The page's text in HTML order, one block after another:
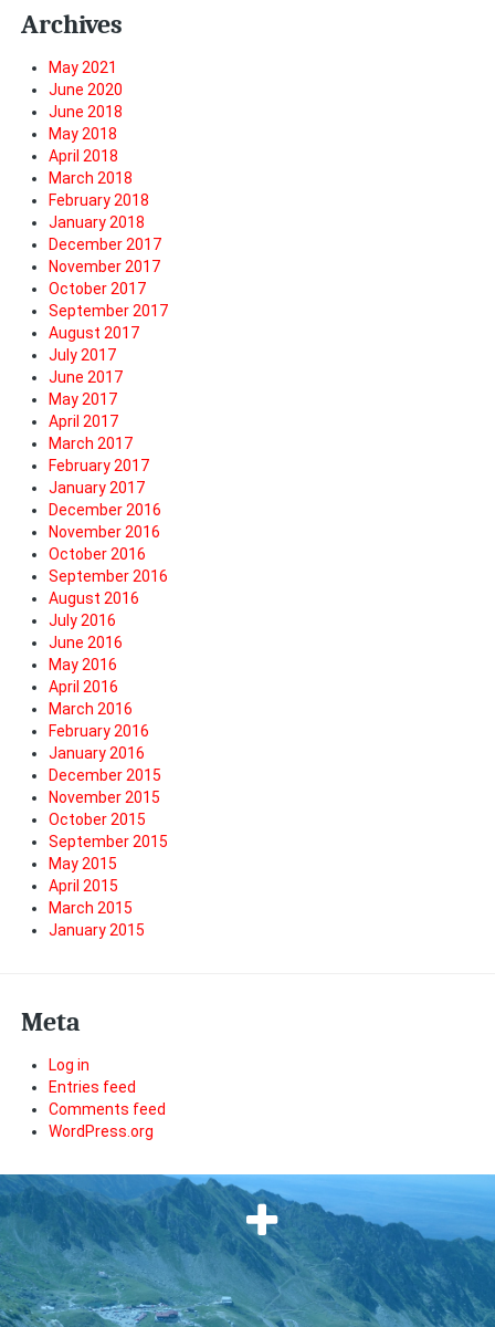
Archives
May 2021
June 2020
June 2018
May 2018
April 2018
March 2018
February 2018
January 2018
December 2017
November 2017
October 2017
September 2017
August 2017
July 2017
June 2017
May 2017
April 2017
March 2017
February 2017
January 2017
December 2016
November 2016
October 2016
September 2016
August 2016
July 2016
June 2016
May 2016
April 2016
March 2016
February 2016
January 2016
December 2015
November 2015
October 2015
September 2015
May 2015
April 2015
March 2015
January 2015
Meta
Log in
Entries feed
Comments feed
WordPress.org